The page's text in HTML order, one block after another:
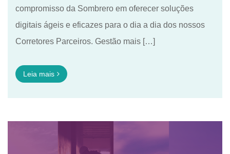
compromisso da Sombrero em oferecer soluções
digitais ágeis e eficazes para o dia a dia dos nossos
Corretores Parceiros. Gestão mais […]
Leia mais